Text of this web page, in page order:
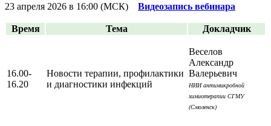
23 апреля 2026 в 16:00 (МСК) Видеозапись вебинара
Время Тема Докладчик
16.00-
16.20
Новости терапии, профилактики
и диагностики инфекций
Веселов
Александр
Валерьевич
НИИ антимикробной
химиотерапии СГМУ
(Смоленск)